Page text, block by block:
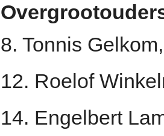
8. Tonnis
12. Roelof
14. Engelbert